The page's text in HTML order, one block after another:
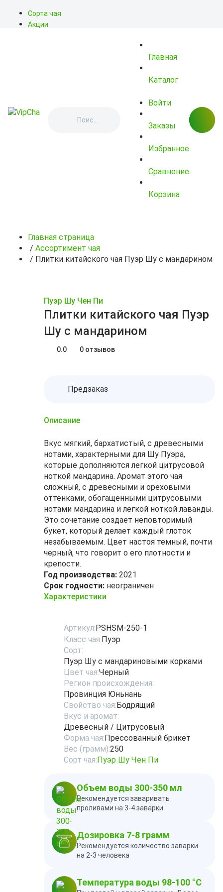
Сорта чая
Акции
Главная
Каталог
Войти
Заказы
Избранное
Сравнение
Корзина
Главная страница
/ Ассортимент чая
/ Плитки китайского чая Пуэр Шу с мандарином
Пуэр Шу Чен Пи
Плитки китайского чая Пуэр
Шу с мандарином
0.0 0 отзывов
Предзаказ
Описание
Вкус мягкий, бархатистый, с древесными
нотами, характерными для Шу Пуэра,
которые дополняются легкой цитрусовой
ноткой мандарина. Аромат этого чая
сложный, с древесными и ореховыми
оттенками, обогащенными цитрусовыми
нотами мандарина и легкой ноткой лаванды.
Это сочетание создает неповторимый
букет, который делает каждый глоток
незабываемым. Цвет настоя темный, почти
черный, что говорит о его плотности и
крепости.
Год производства: 2021
Срок годности: неограничен
Характеристики
Артикул:PSHSM-250-1
Класс чая:Пуэр
Сорт:
Пуэр Шу с мандариновыми корками
Цвет чая:Черный
Регион происхождения:
Провинция Юньнань
Свойство чая:Бодрящий
Вкус и аромат:
Древесный / Цитрусовый
Форма чая:Прессованный брикет
Вес (грамм):250
Сорт чая:Пуэр Шу Чен Пи
Объем воды 300-350 мл
Рекомендуется заваривать
проливами на 3-4 заварки
Дозировка 7-8 грамм
Рекомендуется количество заварки
на 2-3 человека
Температура воды 98-100 °C